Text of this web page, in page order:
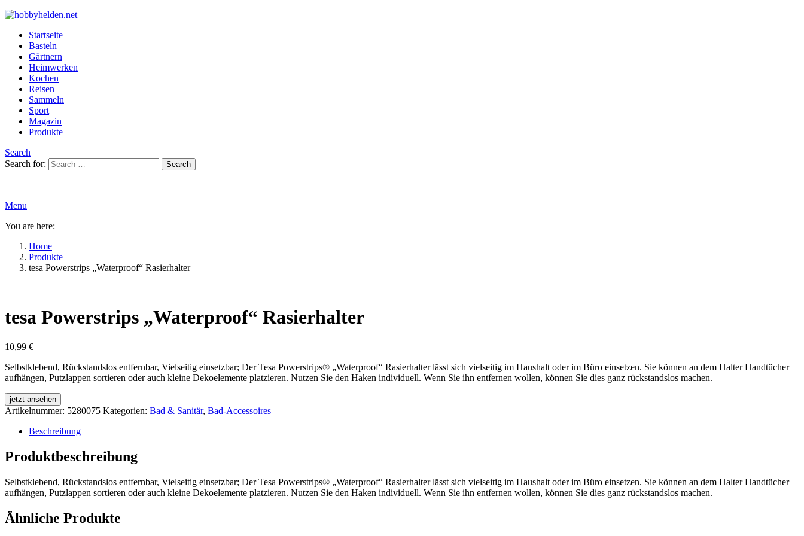
Startseite
Basteln
Gärtnern
Heimwerken
Kochen
Reisen
Sammeln
Sport
Magazin
Produkte
Search
Search for:
Search
Menu
You are here:
Home
Produkte
tesa Powerstrips „Waterproof“ Rasierhalter
tesa Powerstrips „Waterproof“ Rasierhalter
10,99 €
Selbstklebend, Rückstandslos entfernbar, Vielseitig einsetzbar; Der Tesa Powerstrips® „Waterproof“ Rasierhalter lässt sich vielseitig im Haushalt oder im Büro einsetzen. Sie können an dem Halter Handtücher
aufhängen, Putzlappen sortieren oder auch kleine Dekoelemente platzieren. Nutzen Sie den Haken individuell. Wenn Sie ihn entfernen wollen, können Sie dies ganz rückstandslos machen.
jetzt ansehen
Artikelnummer: 5280075 Kategorien: Bad & Sanitär, Bad-Accessoires
Beschreibung
Produktbeschreibung
Selbstklebend, Rückstandslos entfernbar, Vielseitig einsetzbar; Der Tesa Powerstrips® „Waterproof“ Rasierhalter lässt sich vielseitig im Haushalt oder im Büro einsetzen. Sie können an dem Halter Handtücher
aufhängen, Putzlappen sortieren oder auch kleine Dekoelemente platzieren. Nutzen Sie den Haken individuell. Wenn Sie ihn entfernen wollen, können Sie dies ganz rückstandslos machen.
Ähnliche Produkte